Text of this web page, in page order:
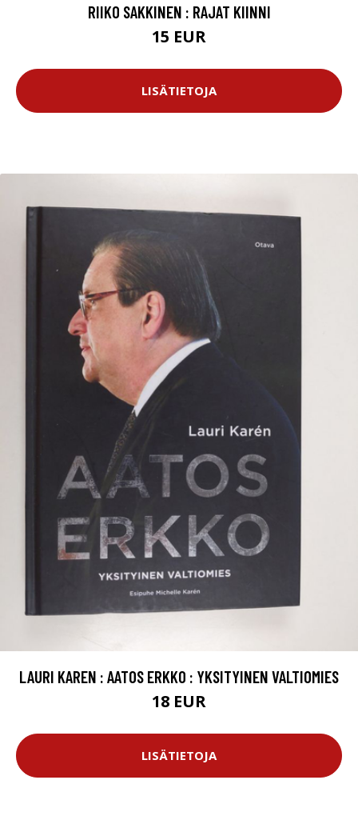
RIIKO SAKKINEN : RAJAT KIINNI
15 EUR
LISÄTIETOJA
LAURI KAREN : AATOS ERKKO : YKSITYINEN VALTIOMIES
18 EUR
LISÄTIETOJA